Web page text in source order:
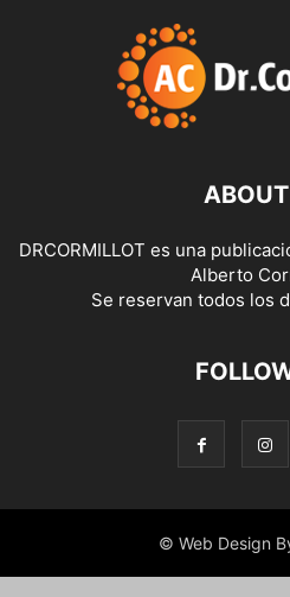
DRCORMILLOT es una
Alberto
Se reservan todos los
© Web Design